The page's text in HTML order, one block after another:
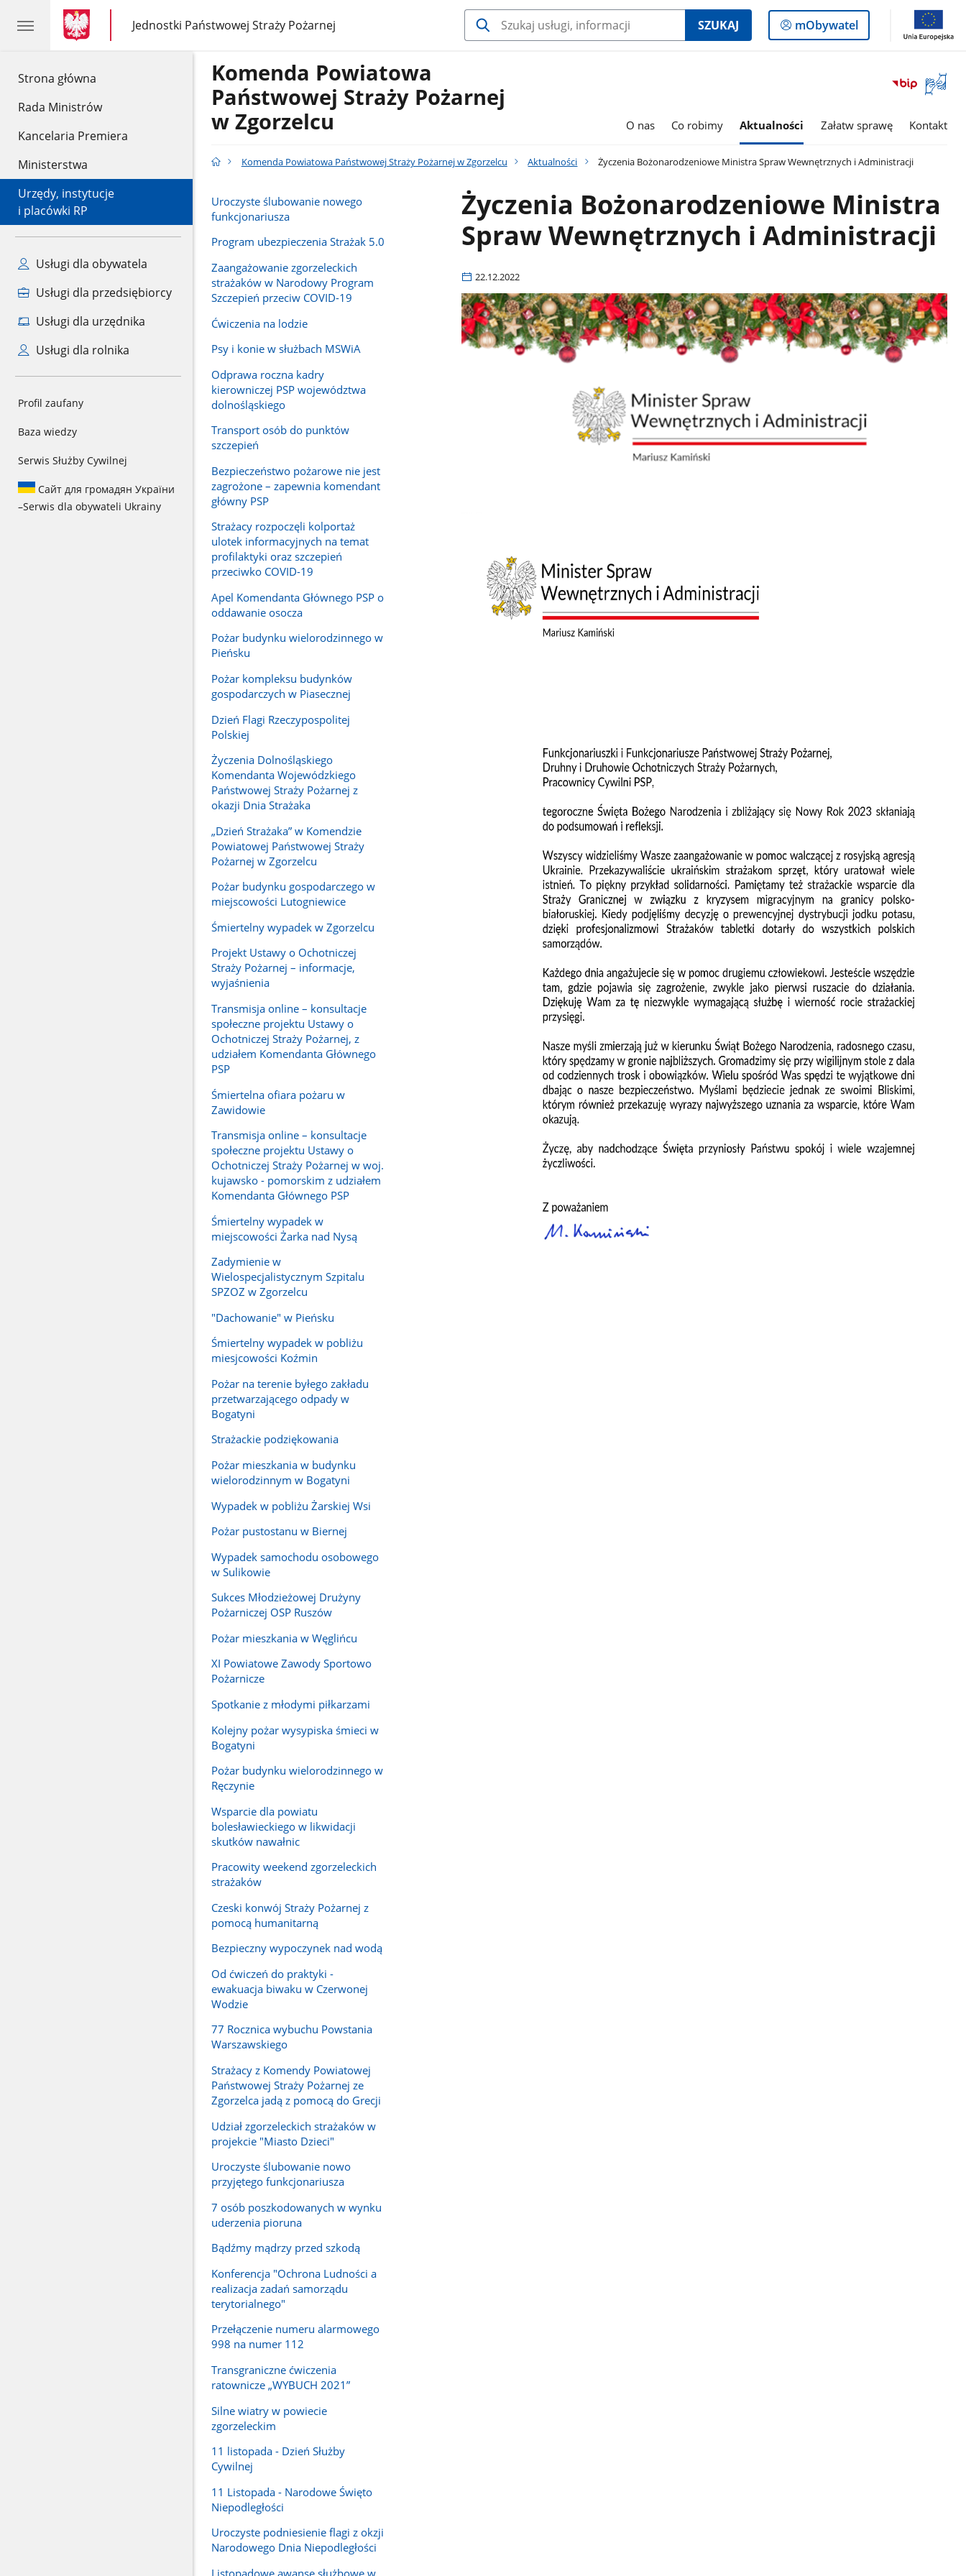
Strona główna
Rada Ministrów
Kancelaria Premiera
Ministerstwa
Urzędy, instytucje
i placówki RP
Usługi dla obywatela
Usługi dla przedsiębiorcy
Usługi dla urzędnika
Usługi dla rolnika
Profil zaufany
Baza wiedzy
Serwis Służby Cywilnej
Сайт для громадян України
–Serwis dla obywateli Ukrainy
gov.pl
gov.pl
Jednostki Państwowej Straży Pożarnej
gov.pl
Jednostki
Państwowej
SZUKAJ
Logowanie
do
mObywatel
Otwórz
okno
Komenda Powiatowa
Państwowej Straży Pożarnej
w Zgorzelcu
O nas Co robimy Aktualności Załatw sprawę Kontakt
Komenda Powiatowa Państwowej Straży Pożarnej w Zgorzelcu Aktualności Życzenia Bożonarodzeniowe Ministra Spraw Wewnętrznych i Administracji
Uroczyste ślubowanie nowego
funkcjonariusza
Program ubezpieczenia Strażak 5.0
Zaangażowanie zgorzeleckich
strażaków w Narodowy Program
Szczepień przeciw COVID-19
Ćwiczenia na lodzie
Psy i konie w służbach MSWiA
Odprawa roczna kadry
kierowniczej PSP województwa
dolnośląskiego
Transport osób do punktów
szczepień
Bezpieczeństwo pożarowe nie jest
zagrożone – zapewnia komendant
główny PSP
Strażacy rozpoczęli kolportaż
ulotek informacyjnych na temat
profilaktyki oraz szczepień
przeciwko COVID-19
Apel Komendanta Głównego PSP o
oddawanie osocza
Pożar budynku wielorodzinnego w
Pieńsku
Pożar kompleksu budynków
gospodarczych w Piasecznej
Dzień Flagi Rzeczypospolitej
Polskiej
Życzenia Dolnośląskiego
Komendanta Wojewódzkiego
Państwowej Straży Pożarnej z
okazji Dnia Strażaka
„Dzień Strażaka” w Komendzie
Powiatowej Państwowej Straży
Pożarnej w Zgorzelcu
Pożar budynku gospodarczego w
miejscowości Lutogniewice
Śmiertelny wypadek w Zgorzelcu
Projekt Ustawy o Ochotniczej
Straży Pożarnej – informacje,
wyjaśnienia
Transmisja online – konsultacje
społeczne projektu Ustawy o
Ochotniczej Straży Pożarnej, z
udziałem Komendanta Głównego
PSP
Śmiertelna ofiara pożaru w
Zawidowie
Transmisja online – konsultacje
społeczne projektu Ustawy o
Ochotniczej Straży Pożarnej w woj.
kujawsko - pomorskim z udziałem
Komendanta Głównego PSP
Śmiertelny wypadek w
miejscowości Żarka nad Nysą
Zadymienie w
Wielospecjalistycznym Szpitalu
SPZOZ w Zgorzelcu
"Dachowanie" w Pieńsku
Śmiertelny wypadek w pobliżu
miesjcowości Koźmin
Pożar na terenie byłego zakładu
przetwarzającego odpady w
Bogatyni
Strażackie podziękowania
Pożar mieszkania w budynku
wielorodzinnym w Bogatyni
Wypadek w pobliżu Żarskiej Wsi
Pożar pustostanu w Biernej
Wypadek samochodu osobowego
w Sulikowie
Sukces Młodzieżowej Drużyny
Pożarniczej OSP Ruszów
Pożar mieszkania w Węglińcu
XI Powiatowe Zawody Sportowo
Pożarnicze
Spotkanie z młodymi piłkarzami
Kolejny pożar wysypiska śmieci w
Bogatyni
Pożar budynku wielorodzinnego w
Ręczynie
Wsparcie dla powiatu
bolesławieckiego w likwidacji
skutków nawałnic
Pracowity weekend zgorzeleckich
strażaków
Czeski konwój Straży Pożarnej z
pomocą humanitarną
Bezpieczny wypoczynek nad wodą
Od ćwiczeń do praktyki -
ewakuacja biwaku w Czerwonej
Wodzie
77 Rocznica wybuchu Powstania
Warszawskiego
Strażacy z Komendy Powiatowej
Państwowej Straży Pożarnej ze
Zgorzelca jadą z pomocą do Grecji
Udział zgorzeleckich strażaków w
projekcie "Miasto Dzieci"
Uroczyste ślubowanie nowo
przyjętego funkcjonariusza
7 osób poszkodowanych w wynku
uderzenia pioruna
Bądźmy mądrzy przed szkodą
Konferencja "Ochrona Ludności a
realizacja zadań samorządu
terytorialnego"
Przełączenie numeru alarmowego
998 na numer 112
Transgraniczne ćwiczenia
ratownicze „WYBUCH 2021”
Silne wiatry w powiecie
zgorzeleckim
11 listopada - Dzień Służby
Cywilnej
11 Listopada - Narodowe Święto
Niepodległości
Uroczyste podniesienie flagi z okzji
Narodowego Dnia Niepodległości
Listopadowe awanse służbowe w
Życzenia Bożonarodzeniowe Ministra
Spraw Wewnętrznych i Administracji
22.12.2022